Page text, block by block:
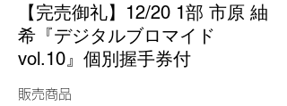
【完売御礼】12/20 1部 市原 紬
希『デジタルブロマイド
vol.10』個別握手券付
販売商品